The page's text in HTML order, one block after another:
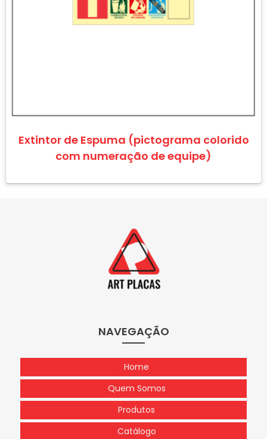
Extintor de Espuma (pictograma colorido
com numeração de equipe)
NAVEGAÇÃO
Home
Quem Somos
Produtos
Catálogo